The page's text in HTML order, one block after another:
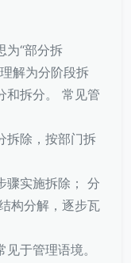
为“部分拆
解为分阶段拆
和拆分。 常见管
拆除，按部门拆
骤实施拆除； 分
构分解，逐步瓦
于管理语境。